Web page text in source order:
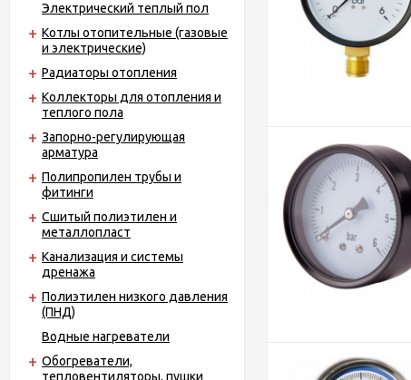
Электрический теплый пол
Котлы отопительные (газовые
и электрические)
Радиаторы отопления
Коллекторы для отопления и
теплого пола
Запорно-регулирующая
арматура
Полипропилен трубы и
фитинги
Сшитый полиэтилен и
металлопласт
Канализация и системы
дренажа
Полиэтилен низкого давления
(ПНД)
Водные нагреватели
Обогреватели,
тепловентиляторы, пушки